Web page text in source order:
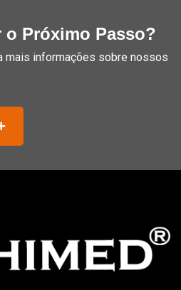
o Próximo Passo?
mais informações sobre nossos